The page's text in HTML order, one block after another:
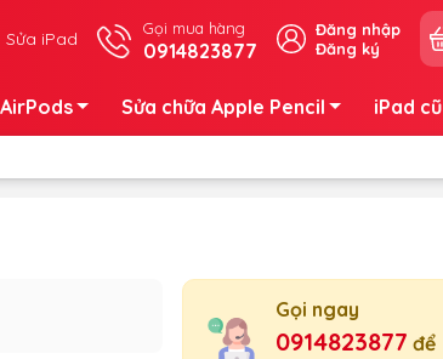
Sửa iPad Gọi mua hàng
0914823877
Đăng nhập
Đăng ký
Sửa chữa Apple Pencil iPad cũ
Gọi ngay
0914823877 để